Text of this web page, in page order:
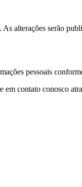
alterações serão
pessoais
contato conosco